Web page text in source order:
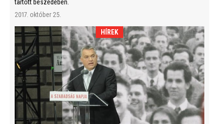
tartott beszédében.
2017. október 25.
HÍREK